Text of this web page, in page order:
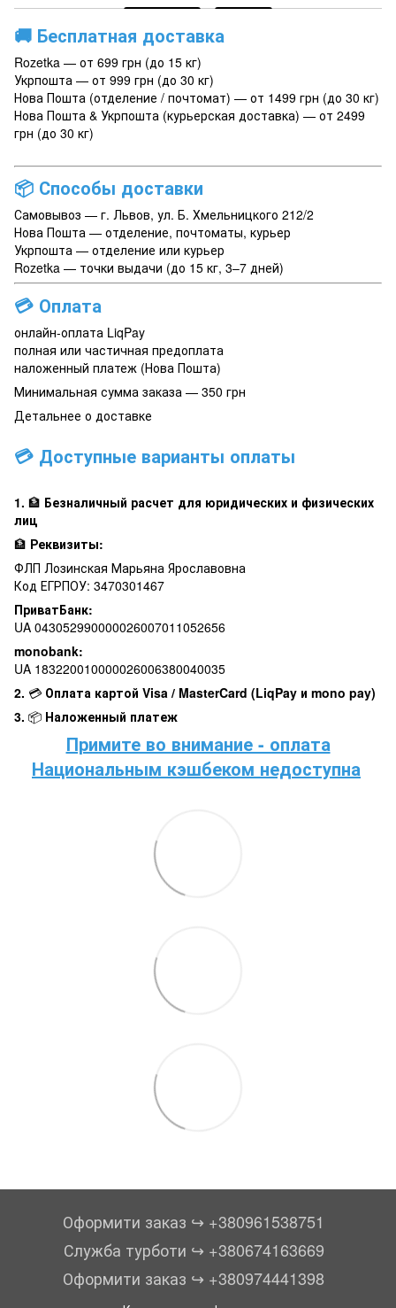
🚚 Бесплатная доставка
Rozetka — от 699 грн (до 15 кг)
Укрпошта — от 999 грн (до 30 кг)
Нова Пошта (отделение / почтомат) — от 1499 грн (до 30 кг)
Нова Пошта & Укрпошта (курьерская доставка) — от 2499
грн (до 30 кг)
📦 Способы доставки
Самовывоз — г. Львов, ул. Б. Хмельницкого 212/2
Нова Пошта — отделение, почтоматы, курьер
Укрпошта — отделение или курьер
Rozetka — точки выдачи (до 15 кг, 3–7 дней)
💳 Оплата
онлайн-оплата LiqPay
полная или частичная предоплата
наложенный платеж (Нова Пошта)
Минимальная сумма заказа — 350 грн
Детальнее о доставке
💳 Доступные варианты оплаты
1. 🏦 Безналичный расчет для юридических и физических
лиц
🏦 Реквизиты:
ФЛП Лозинская Марьяна Ярославовна
Код ЕГРПОУ: 3470301467
ПриватБанк:
UA 043052990000026007011052656
monobank:
UA 183220010000026006380040035
2. 💳 Оплата картой Visa / MasterCard (LiqPay и mono pay)
3. 📦 Наложенный платеж
Примите во внимание - оплата
Национальным кэшбеком недоступна
Оформити заказ ↪︎ +380961538751
Служба турботи ↪︎ +380674163669
Оформити заказ ↪︎ +380974441398